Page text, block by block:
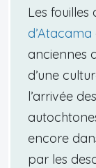
Les
d’Atacama
anciennes
d’une
l’arrivée
encore
par les